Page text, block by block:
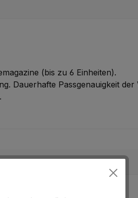
(bis zu 6 Einheiten).
Dauerhafte Passgenauigkeit der